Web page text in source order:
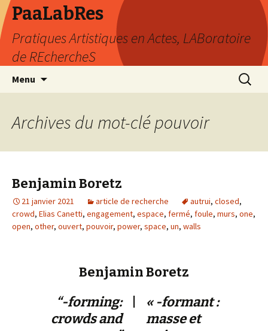
PaaLabRes
Pratiques Artistiques en Actes, LABoratoire
de REchercheS
Menu
principal
Archives du mot-clé pouvoir
Benjamin Boretz
21 janvier 2021 article de recherche autrui, closed,
crowd, Elias Canetti, engagement, espace, fermé, foule, murs, one,
open, other, ouvert, pouvoir, power, space, un, walls
Benjamin Boretz
“-forming:
crowds and
« -formant :
masse et